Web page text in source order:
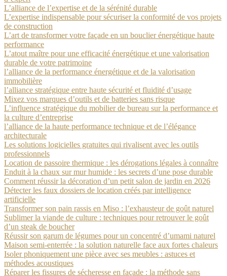
L’alliance de l’expertise et de la sérénité durable
L’expertise indispensable pour sécuriser la conformité de vos projets
de construction
L’art de transformer votre façade en un bouclier énergétique haute
performance
L’atout maître pour une efficacité énergétique et une valorisation
durable de votre patrimoine
l’alliance de la performance énergétique et de la valorisation
immobilière
l’alliance stratégique entre haute sécurité et fluidité d’usage
Mixez vos marques d’outils et de batteries sans risque
L’influence stratégique du mobilier de bureau sur la performance et
la culture d’entreprise
l’alliance de la haute performance technique et de l’élégance
architecturale
Les solutions logicielles gratuites qui rivalisent avec les outils
professionnels
Location de passoire thermique : les dérogations légales à connaître
Enduit à la chaux sur mur humide : les secrets d’une pose durable
Comment réussir la décoration d’un petit salon de jardin en 2026
Détecter les faux dossiers de location créés par intelligence
artificielle
Transformer son pain rassis en Miso : l’exhausteur de goût naturel
Sublimer la viande de culture : techniques pour retrouver le goût
d’un steak de boucher
Réussir son garum de légumes pour un concentré d’umami naturel
Maison semi-enterrée : la solution naturelle face aux fortes chaleurs
Isoler phoniquement une pièce avec ses meubles : astuces et
méthodes acoustiques
Réparer les fissures de sécheresse en façade : la méthode sans